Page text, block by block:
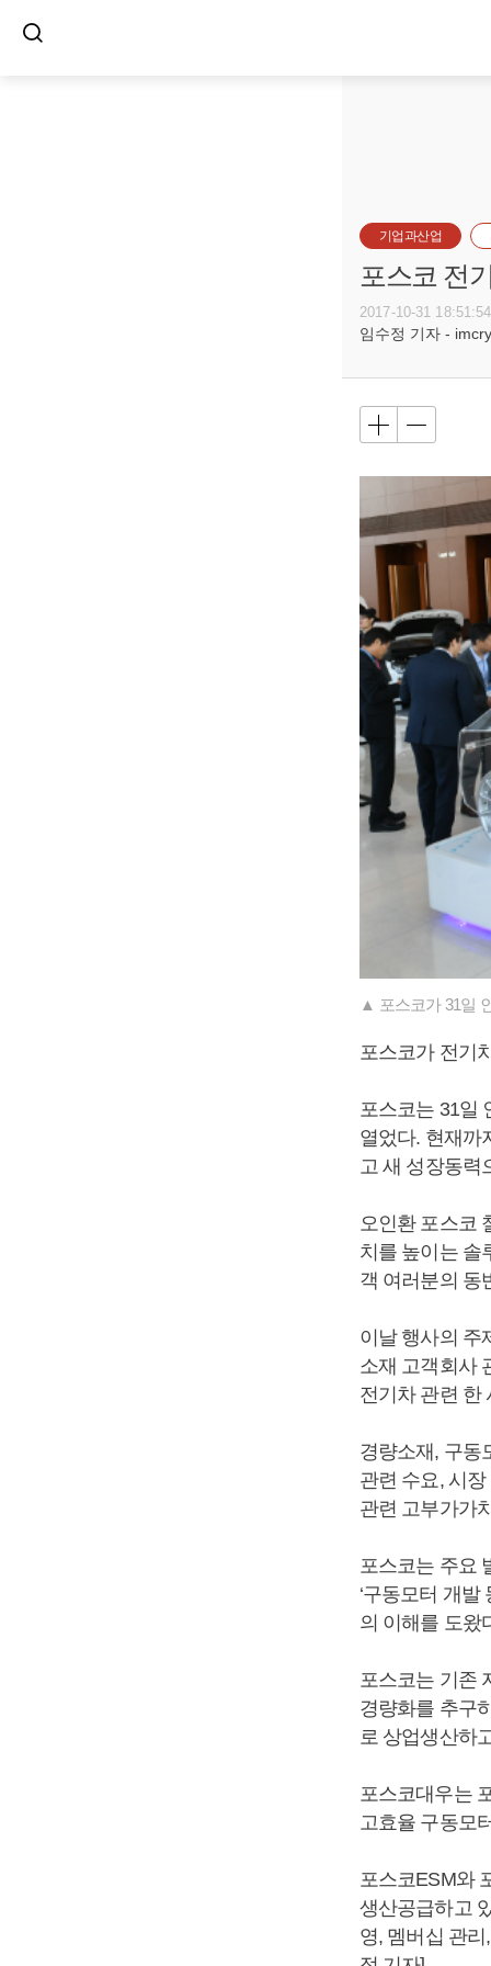
기업과산업
포스코 전
2017-10-31 18:51:54
임수정 기자 -
▲ 포스코가 31일
포스코가 전기
포스코는 31일
열었다. 현재까
고 새 성장동력
오인환 포스코
치를 높이는 솔
객 여러분의 동
이날 행사의 주
소재 고객회사
전기차 관련 한
경량소재, 구동
관련 수요, 시
관련 고부가가
포스코는 주요
‘구동모터 개발
의 이해를 도
포스코는 기존
경량화를 추구
로 상업생산하
포스코대우는
고효율 구동모
포스코ESM와
생산공급하고
영, 멤버십 관